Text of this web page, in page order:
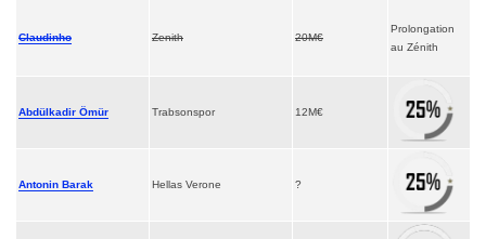
Claudinho Zenith 20M€
Prolongation
au Zénith
Abdülkadir Ömür Trabsonspor 12M€
Antonin Barak Hellas Verone ?